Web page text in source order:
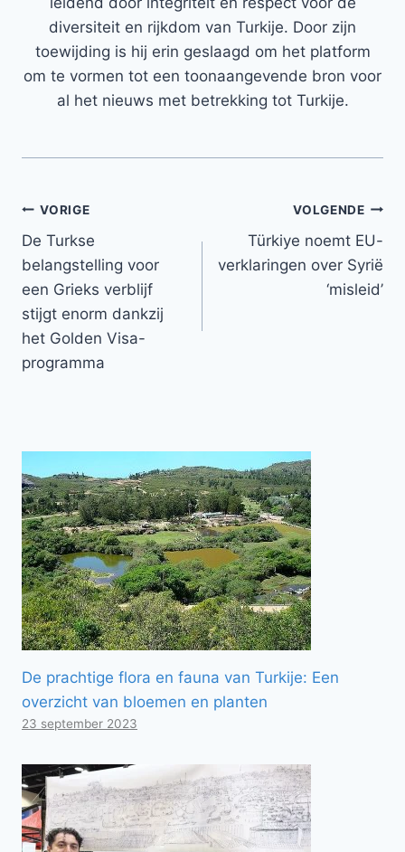
diversiteit en rijkdom van Turkije. Door zijn
toewijding is hij erin geslaagd om het platform
om te vormen tot een toonaangevende bron voor
al het nieuws met betrekking tot Turkije.
Bericht
navigatie
VORIGE
De Turkse
belangstelling voor
een Grieks verblijf
stijgt enorm dankzij
het Golden Visa-
programma
VOLGENDE
Türkiye noemt EU-
verklaringen over Syrië
‘misleid’
De prachtige flora en fauna van Turkije: Een
overzicht van bloemen en planten
23 september 2023